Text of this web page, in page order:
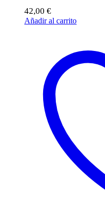
42,00 €
Añadir al carrito